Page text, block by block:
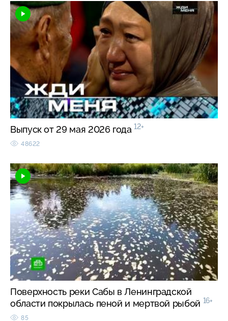
Выпуск от 29 мая 2026 года 12+
48622
Поверхность реки Сабы в Ленинградской
области покрылась пеной и мертвой рыбой 16+
85